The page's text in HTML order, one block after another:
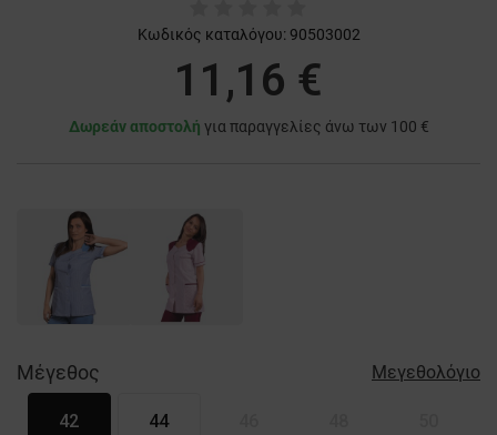
Κωδικός καταλόγου: 90503002
11,16 €
Δωρεάν αποστολή για παραγγελίες άνω των 100 €
Μέγεθος Μεγεθολόγιο
42 44